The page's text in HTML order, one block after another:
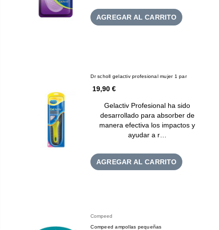
AGREGAR AL CARRITO
Dr scholl gelactiv profesional mujer 1 par
19,90 €
Gelactiv Profesional ha sido
desarrollado para absorber de
manera efectiva los impactos y
ayudar a r…
AGREGAR AL CARRITO
Compeed
Compeed ampollas pequeñas